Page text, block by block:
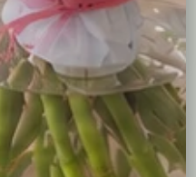
Wybierz opcje